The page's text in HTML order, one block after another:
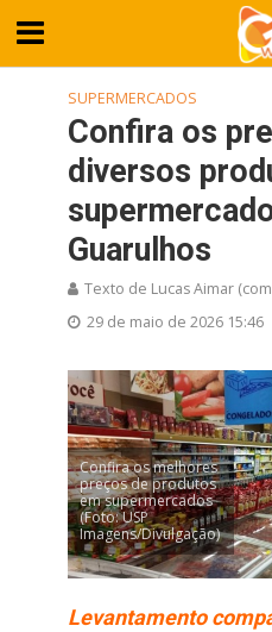
SUPERMERCADOS
Confira os
diversos
Guarulhos
Texto de Lucas Aimar
29 de maio de 2026 15:46
Confira os melhores
preços de produtos
em supermercados
(Foto: USP
Imagens/Divulgação)
Levantamento